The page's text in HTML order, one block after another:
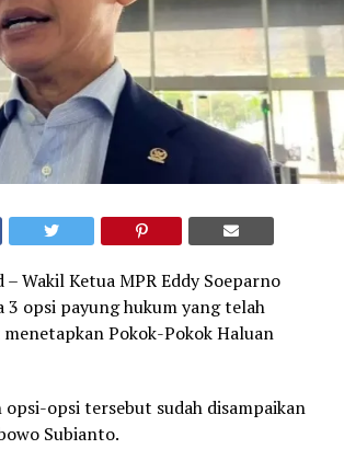
– Wakil Ketua MPR Eddy Soeparno
3 opsi payung hukum yang telah
Pokok-Pokok Haluan
opsi tersebut sudah disampaikan
Subianto.